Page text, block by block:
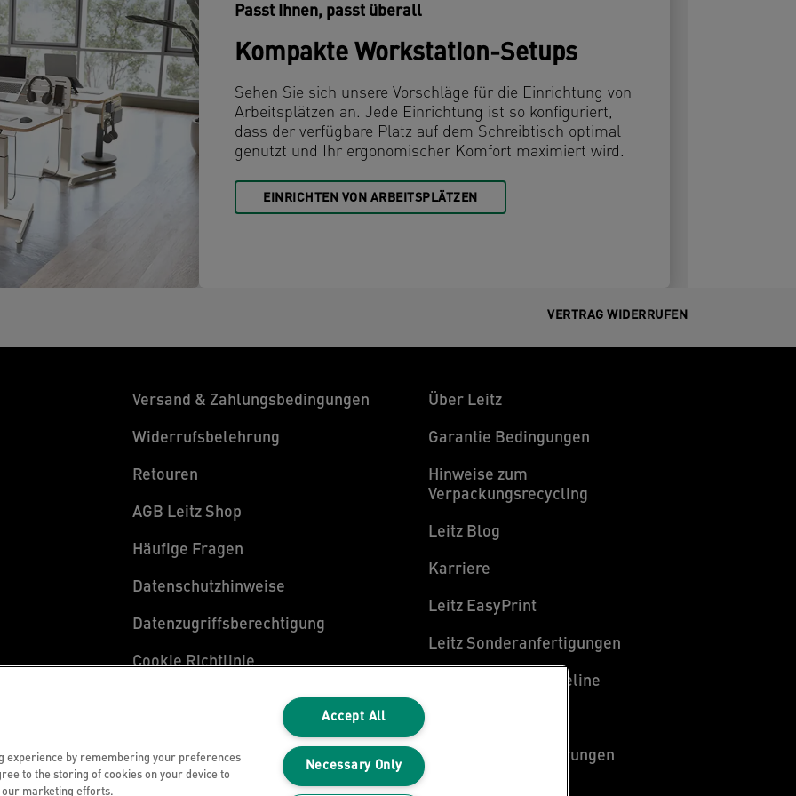
Passt Ihnen, passt überall
Kompakte Workstation-Setups
Sehen Sie sich unsere Vorschläge für die Einrichtung von
Arbeitsplätzen an. Jede Einrichtung ist so konfiguriert,
dass der verfügbare Platz auf dem Schreibtisch optimal
genutzt und Ihr ergonomischer Komfort maximiert wird.
EINRICHTEN VON ARBEITSPLÄTZEN
VERTRAG WIDERRUFEN
Versand & Zahlungsbedingungen
Widerrufsbelehrung
Retouren
AGB Leitz Shop
Häufige Fragen
Datenschutzhinweise
Datenzugriffsberechtigung
Cookie Richtlinie
Über Leitz
Garantie Bedingungen
Hinweise zum
Verpackungsrecycling
Leitz Blog
Karriere
Leitz EasyPrint
Leitz Sonderanfertigungen
Leitz Individual Freeline
Konformitätserklärungen
experience by remembering your preferences
to the storing of cookies on your device to
our marketing efforts.
Accept All
Necessary Only